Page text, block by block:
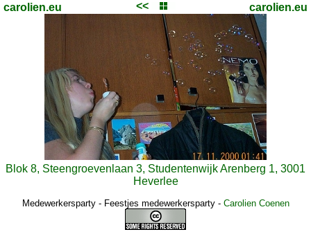
carolien.eu << carolien.eu
Blok 8, Steengroevenlaan 3, Studentenwijk Arenberg 1, 3001
Heverlee
Medewerkersparty - Feestjes medewerkersparty- Carolien Coenen